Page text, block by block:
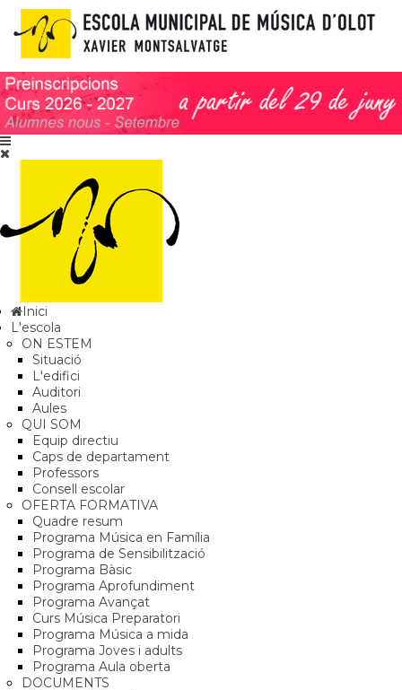
Inici
L'escola
ON ESTEM
Situació
L'edifici
Auditori
Aules
QUI SOM
Equip directiu
Caps de departament
Professors
Consell escolar
OFERTA FORMATIVA
Quadre resum
Programa Música en Família
Programa de Sensibilització
Programa Bàsic
Programa Aprofundiment
Programa Avançat
Curs Música Preparatori
Programa Música a mida
Programa Joves i adults
Programa Aula oberta
DOCUMENTS